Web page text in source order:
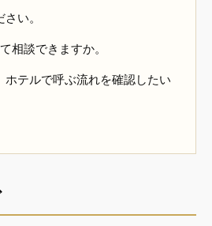
い。
相談できますか。
ホテルで呼ぶ流れを確認したい